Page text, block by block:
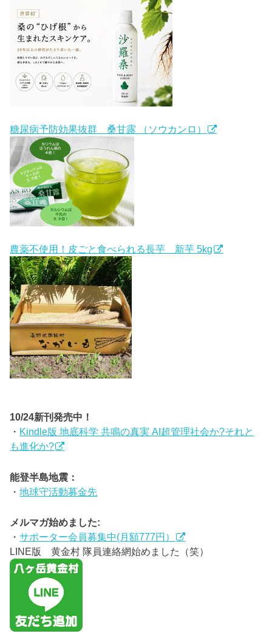
糖尿病予防効果抜群 桑甘露 （ソウカンロ）
農薬不使用！皮ごと食べられる長芋 新芋 5kg
10/24新刊発売中！
・ Kindle版 地底科学 共鳴の真実 AI超管理社会か?それと
も進化か?
能登半島地震：
・地球守活動募金先
メルマガ始めました:
・サポーター会員募集中(月額777円）
LINE版 黄金村 隊員連絡網始めました（笑）